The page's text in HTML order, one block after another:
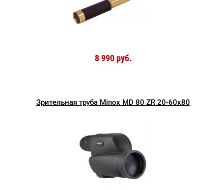
8 990 руб.
Зрительная труба Minox MD 80 ZR 20-60x80